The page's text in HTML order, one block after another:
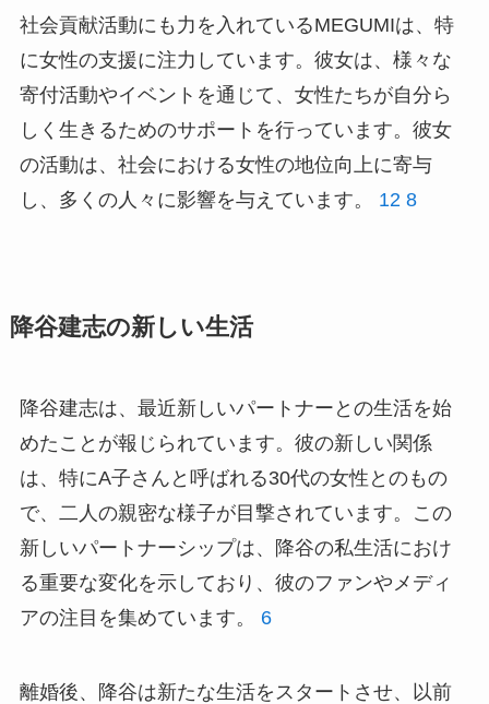
社会貢献活動にも力を入れているMEGUMIは、特
に女性の支援に注力しています。彼女は、様々な
寄付活動やイベントを通じて、女性たちが自分ら
しく生きるためのサポートを行っています。彼女
の活動は、社会における女性の地位向上に寄与
し、多くの人々に影響を与えています。 12 8
降谷建志の新しい生活
降谷建志は、最近新しいパートナーとの生活を始
めたことが報じられています。彼の新しい関係
は、特にA子さんと呼ばれる30代の女性とのもの
で、二人の親密な様子が目撃されています。この
新しいパートナーシップは、降谷の私生活におけ
る重要な変化を示しており、彼のファンやメディ
アの注目を集めています。 6
離婚後、降谷は新たな生活をスタートさせ、以前